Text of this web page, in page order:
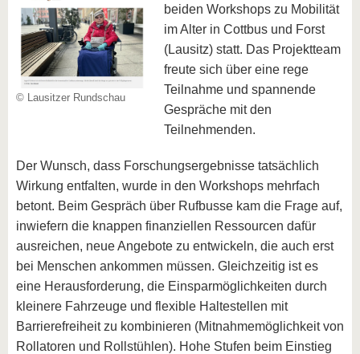
© Lausitzer Rundschau
beiden Workshops zu Mobilität
im Alter in Cottbus und Forst
(Lausitz) statt. Das Projektteam
freute sich über eine rege
Teilnahme und spannende
Gespräche mit den
Teilnehmenden.
Der Wunsch, dass Forschungsergebnisse tatsächlich
Wirkung entfalten, wurde in den Workshops mehrfach
betont. Beim Gespräch über Rufbusse kam die Frage auf,
inwiefern die knappen finanziellen Ressourcen dafür
ausreichen, neue Angebote zu entwickeln, die auch erst
bei Menschen ankommen müssen. Gleichzeitig ist es
eine Herausforderung, die Einsparmöglichkeiten durch
kleinere Fahrzeuge und flexible Haltestellen mit
Barrierefreiheit zu kombinieren (Mitnahmemöglichkeit von
Rollatoren und Rollstühlen). Hohe Stufen beim Einstieg